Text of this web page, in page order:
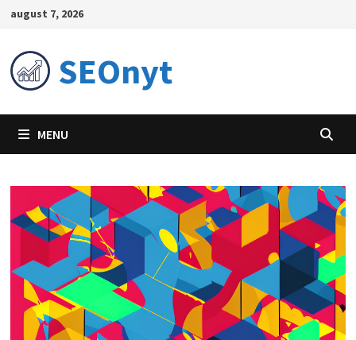
Skip
content
august 7, 2026
SEOnyt
MENU